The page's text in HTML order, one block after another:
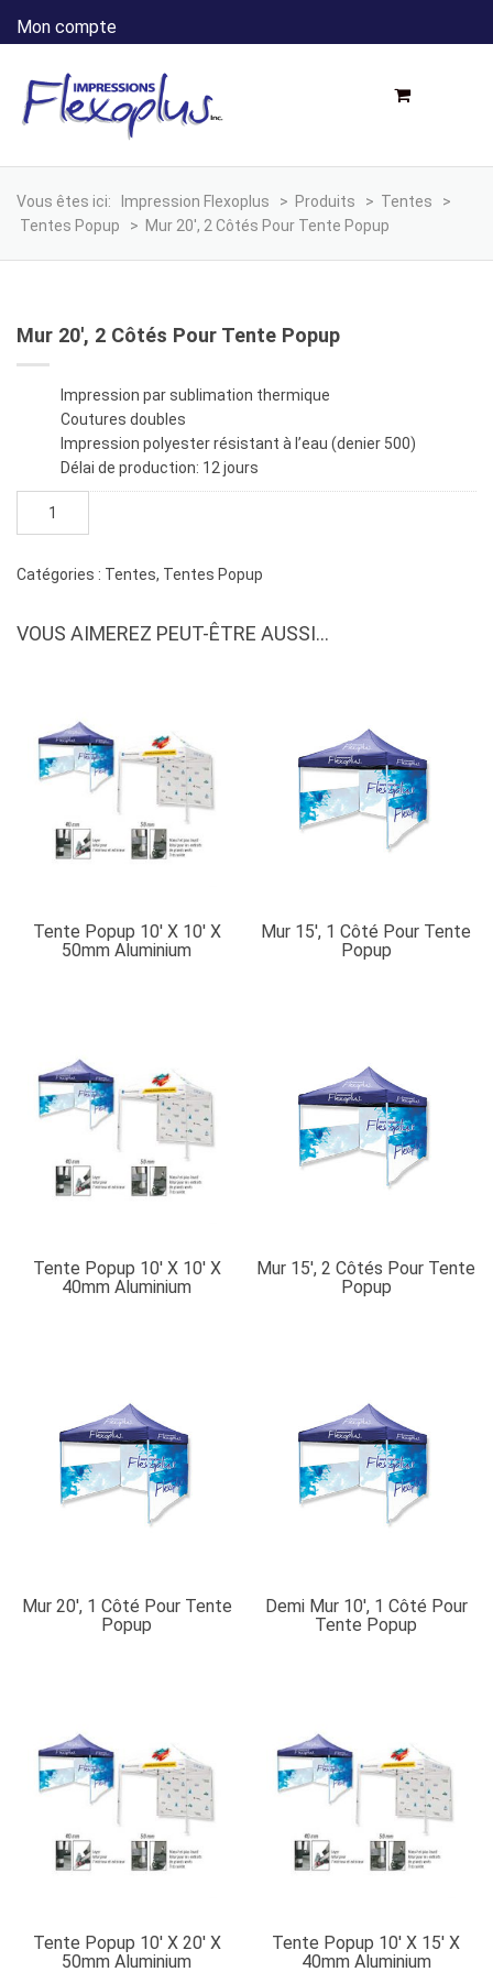
Mon compte
Vous êtes ici: Impression Flexoplus > Produits > Tentes
>
Tentes Popup
> Mur 20′, 2 Côtés Pour Tente Popup
Mur 20′, 2 Côtés Pour Tente Popup
Impression par sublimation thermique
Coutures doubles
Impression polyester résistant à l’eau (denier 500)
Délai de production: 12 jours
20',
côtés
Catégories : Tentes, Tentes Popup
VOUS AIMEREZ PEUT-ÊTRE AUSSI…
Tente Popup 10′ X 10′ X
50mm Aluminium
Mur 15′, 1 Côté Pour Tente
Popup
Tente Popup 10′ X 10′ X
40mm Aluminium
Mur 15′, 2 Côtés Pour Tente
Popup
Mur 20′, 1 Côté Pour Tente
Popup
Demi Mur 10′, 1 Côté Pour
Tente Popup
Tente Popup 10′ X 20′ X
50mm Aluminium
Tente Popup 10′ X 15′ X
40mm Aluminium